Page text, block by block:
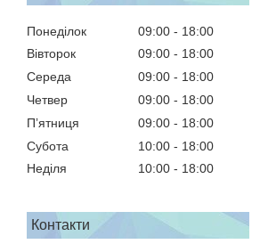
Понеділок 09:00
18:00
Вівторок
09:00
18:00
Середа
09:00
18:00
Четвер
09:00
18:00
Пʼятниця
09:00
18:00
Субота
10:00
18:00
Неділя
10:00 18:00
Контакти